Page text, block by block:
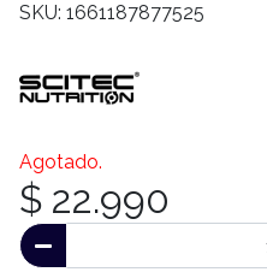
SKU: 1661187877525
Agotado.
$ 22.990